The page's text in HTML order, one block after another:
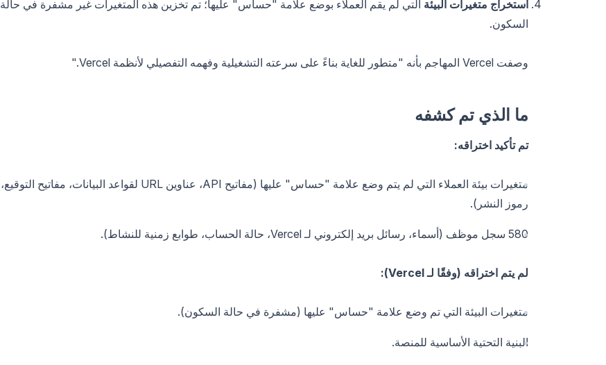
استخراج متغيرات البيئة التي لم يقم العملاء بوضع علامة "حساس" عليها؛ تم تخزين هذه المتغيرات غير مشفرة في حالة
السكون.
وصفت Vercel المهاجم بأنه "متطور للغاية بناءً على سرعته التشغيلية وفهمه التفصيلي لأنظمة Vercel."
ما الذي تم كشفه
تم تأكيد اختراقه:
متغيرات بيئة العملاء التي لم يتم وضع علامة "حساس" عليها (مفاتيح API، عناوين URL لقواعد البيانات، مفاتيح التوقيع،
رموز النشر).
580 سجل موظف (أسماء، رسائل بريد إلكتروني لـ Vercel، حالة الحساب، طوابع زمنية للنشاط).
لم يتم اختراقه (وفقًا لـ Vercel):
متغيرات البيئة التي تم وضع علامة "حساس" عليها (مشفرة في حالة السكون).
البنية التحتية الأساسية للمنصة.